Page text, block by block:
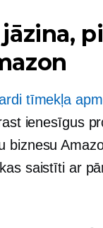
tīmekļa
ienesīgus
biznesu
saistīti ar